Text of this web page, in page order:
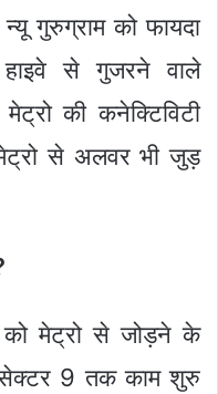
गुरुग्राम को फायदा
हाइवे से गुजरने वाले
की कनेक्टिविटी
से अलवर भी जुड़
को मेट्रो से जोड़ने के
सेक्टर 9 तक काम शुरु